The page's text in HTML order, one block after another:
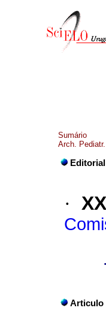
Sumário
Arch.
Editorial
·
·
Articulo